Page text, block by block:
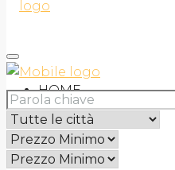
HOME
IN VENDITA